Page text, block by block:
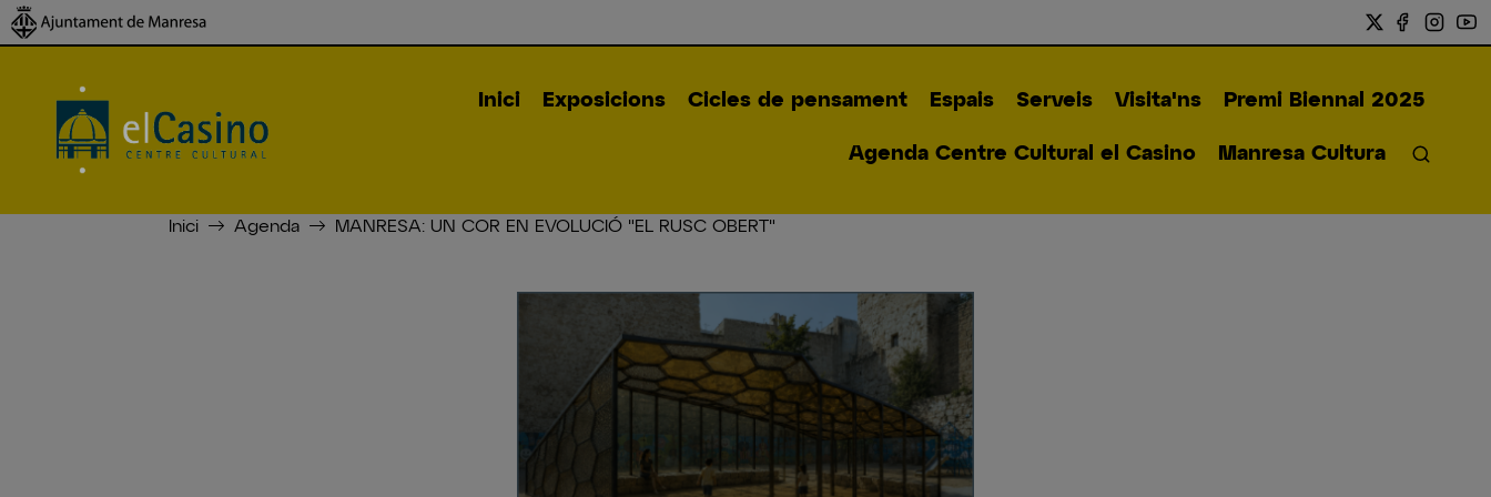
Inici Exposicions Cicles de pensament Espais Serveis Visita'ns Premi Biennal 2025
Agenda Centre Cultural el Casino Manresa Cultura
Inici Agenda MANRESA: UN COR EN EVOLUCIÓ "EL RUSC OBERT"